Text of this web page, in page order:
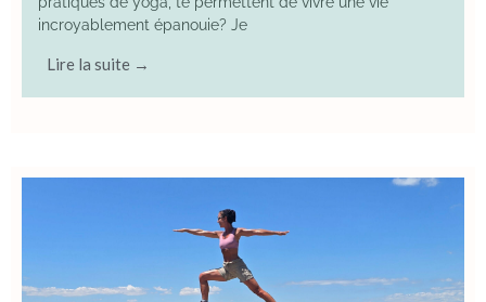
incroyablement épanouie? Je
Lire la suite →